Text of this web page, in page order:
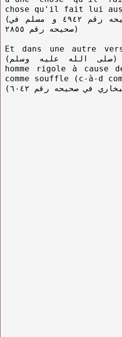
chose qu'il fait lui
(رواه البخاري في صحيحه رقم ٤٩٤٢ و مسلم في
صحيحه رقم ٢٨٥٥)
Et dans une autre
(صلى الله عليه وسلم) a interdit qu'un
homme rigole à
comme souffle (c-à-d